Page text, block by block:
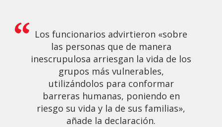
Los funcionarios advirtieron «sobre
las personas que de manera
inescrupulosa arriesgan la vida de los
grupos más vulnerables,
utilizándolos para conformar
barreras humanas, poniendo en
riesgo su vida y la de sus familias»,
añade la declaración.